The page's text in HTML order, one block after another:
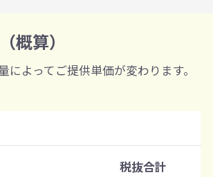
ら
個から
概算）
によってご提供単価が変わります。
税抜合計